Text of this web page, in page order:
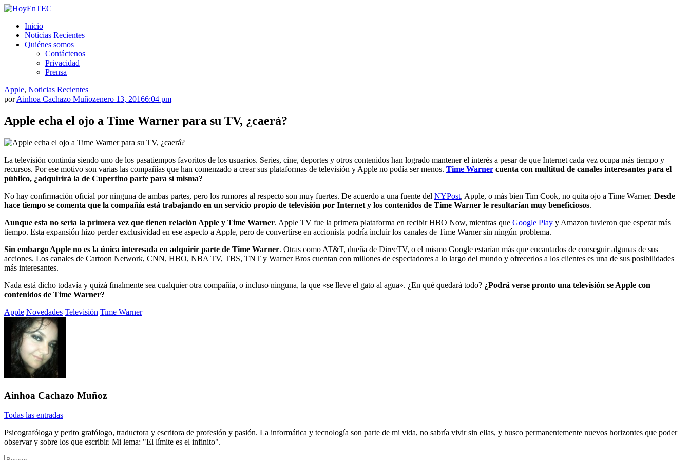
Saltar
contenido.
Inicio
Noticias Recientes
Quiénes somos
Contáctenos
Privacidad
Prensa
Apple, Noticias Recientes
porAinhoa Cachazo Muñozenero 13, 20166:04 pm
Apple echa el ojo a Time Warner para su TV, ¿caerá?
La televisión continúa siendo uno de los pasatiempos favoritos de los usuarios. Series, cine, deportes y otros contenidos han logrado mantener el interés a pesar de que Internet cada vez ocupa más tiempo y
recursos. Por ese motivo son varias las compañías que han comenzado a crear sus plataformas de televisión y Apple no podía ser menos. Time Warner cuenta con multitud de canales interesantes para el
público, ¿adquirirá la de Cupertino parte para sí misma?
No hay confirmación oficial por ninguna de ambas partes, pero los rumores al respecto son muy fuertes. De acuerdo a una fuente del NYPost, Apple, o más bien Tim Cook, no quita ojo a Time Warner. Desde
hace tiempo se comenta que la compañía está trabajando en un servicio propio de televisión por Internet y los contenidos de Time Warner le resultarían muy beneficiosos.
Aunque esta no sería la primera vez que tienen relación Apple y Time Warner. Apple TV fue la primera plataforma en recibir HBO Now, mientras que Google Play y Amazon tuvieron que esperar más
tiempo. Esta expansión hizo perder exclusividad en ese aspecto a Apple, pero de convertirse en accionista podría incluir los canales de Time Warner sin ningún problema.
Sin embargo Apple no es la única interesada en adquirir parte de Time Warner. Otras como AT&T, dueña de DirecTV, o el mismo Google estarían más que encantados de conseguir algunas de sus
acciones. Los canales de Cartoon Network, CNN, HBO, NBA TV, TBS, TNT y Warner Bros cuentan con millones de espectadores a lo largo del mundo y ofrecerlos a los clientes es una de sus posibilidades
más interesantes.
Nada está dicho todavía y quizá finalmente sea cualquier otra compañía, o incluso ninguna, la que «se lleve el gato al agua». ¿En qué quedará todo? ¿Podrá verse pronto una televisión se Apple con
contenidos de Time Warner?
Etiquetado
con:
Apple Novedades Televisión Time Warner
Ainhoa Cachazo Muñoz
Todas las entradas
Psicografóloga y perito grafólogo, traductora y escritora de profesión y pasión. La informática y tecnología son parte de mi vida, no sabría vivir sin ellas, y busco permanentemente nuevos horizontes que poder
observar y sobre los que escribir. Mi lema: "El límite es el infinito".